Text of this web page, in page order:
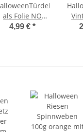
als Folie NO
ONE LEAVES !
4,99 € *